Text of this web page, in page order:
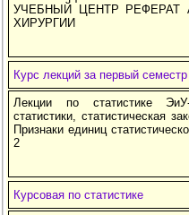
УЧЕБНЫЙ ЦЕНТР РЕФЕРАТ
ХИРУРГИИ
Курс лекций за первый семестр
Лекции по статистике
статистики, статистическая
Признаки единиц
2
Курсовая по статистике